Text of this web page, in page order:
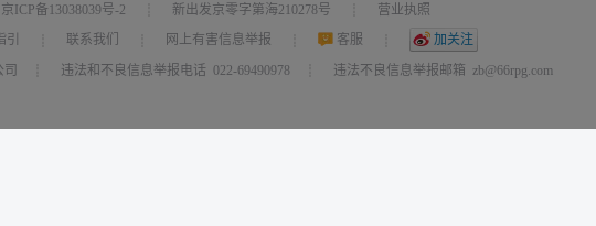
京ICP备13038039号-2 新出发京零字第海210278号
营业执照
联系我们 网上有害信息举报 客服
加关注
司 违法和不良信息举报电话 022-69490978 违法不良信息举报邮箱 zb@66rpg.com